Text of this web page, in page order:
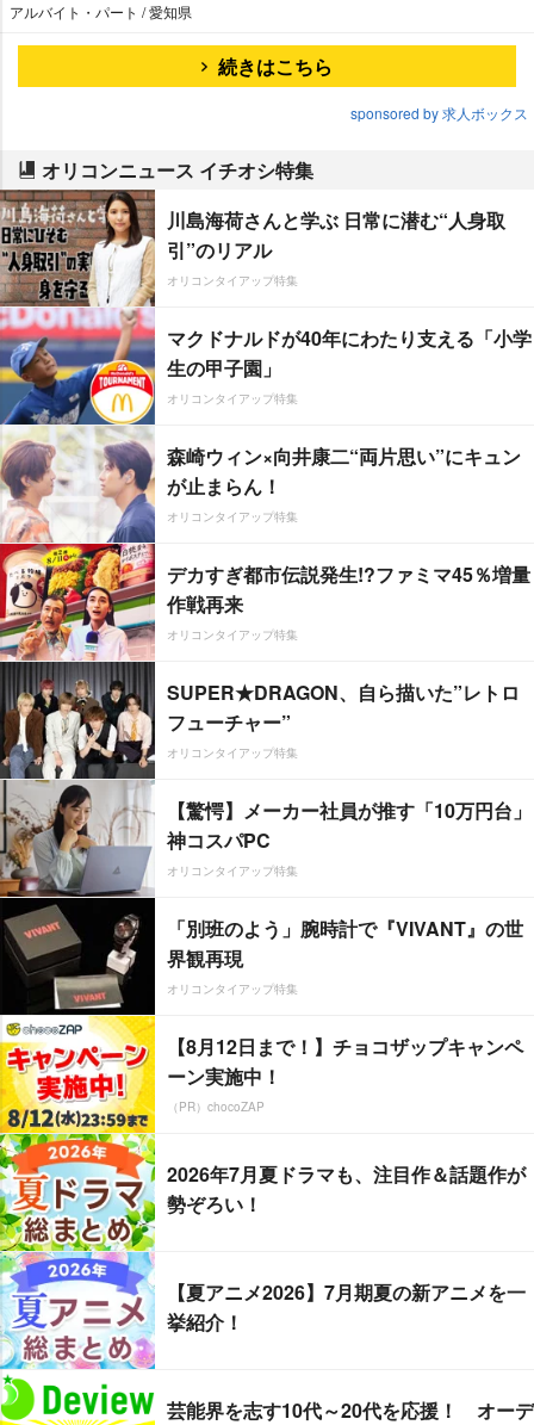
アルバイト・パート / 愛知県
続きはこちら
sponsored by 求人ボックス
オリコンニュース イチオシ特集
川島海荷さんと学ぶ 日常に潜む“人身取
引”のリアル
オリコンタイアップ特集
マクドナルドが40年にわたり支える「小学
生の甲子園」
オリコンタイアップ特集
森崎ウィン×向井康二“両片思い”にキュン
が止まらん！
オリコンタイアップ特集
デカすぎ都市伝説発生!?ファミマ45％増量
作戦再来
オリコンタイアップ特集
SUPER★DRAGON、自ら描いた”レトロ
フューチャー”
オリコンタイアップ特集
【驚愕】メーカー社員が推す「10万円台」
神コスパPC
オリコンタイアップ特集
「別班のよう」腕時計で『VIVANT』の世
界観再現
オリコンタイアップ特集
【8月12日まで！】チョコザップキャンペ
ーン実施中！
（PR）chocoZAP
2026年7月夏ドラマも、注目作＆話題作が
勢ぞろい！
【夏アニメ2026】7月期夏の新アニメを一
挙紹介！
芸能界を志す10代～20代を応援！ オーデ